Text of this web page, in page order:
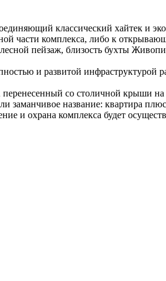
классический хайтек и
части комплекса, либо к
пейзаж, близость бухты
и развитой инфраструктурой
со столичной крыши
заманчивое название: квартира
и охрана комплекса будет